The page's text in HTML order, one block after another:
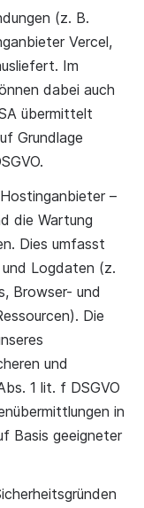
(z. B.
Vercel,
Im
dabei auch
übermittelt
Grundlage
–
die Wartung
Dies umfasst
Logdaten (z.
Browser- und
Die
und
1 lit. f DSGVO
in
Basis geeigneter